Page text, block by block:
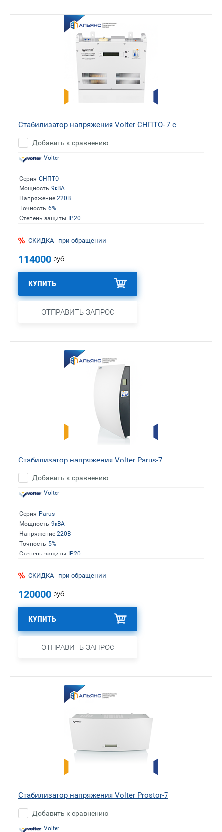
Стабилизатор напряжения Volter СНПТО- 7 с
Добавить к сравнению
Volter
Серия СНПТО
Мощность 9кВА
Напряжение 220В
Точность 6%
Степень защиты
IP20
СКИДКА - при обращении
114000 руб.
КУПИТЬ
ОТПРАВИТЬ ЗАПРОС
Стабилизатор напряжения Volter Parus-7
Добавить к сравнению
Volter
Серия Parus
Мощность 9кВА
Напряжение 220В
Точность 5%
Степень защиты
IP20
СКИДКА - при обращении
120000 руб.
КУПИТЬ
ОТПРАВИТЬ ЗАПРОС
Стабилизатор напряжения Volter Prostor-7
Добавить к сравнению
Volter